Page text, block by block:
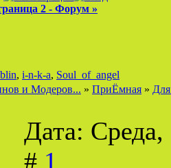
2 - Форум »
, i-n-k-a, Soul_of_angel
и Модеров... » ПриЁмная »
Дата:
# 1